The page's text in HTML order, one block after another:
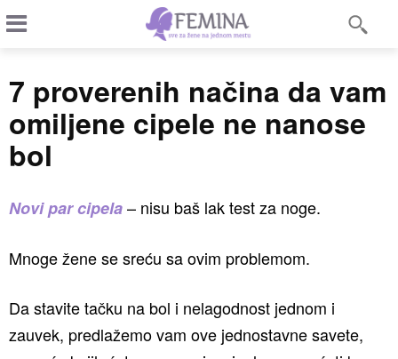
7 proverenih načina da vam
omiljene cipele ne nanose
bol
Novi par cipela– nisu baš lak test za noge.
Mnoge žene se sreću sa ovim problemom.
Da stavite tačku na bol i nelagodnost jednom i
zauvek, predlažemo vam ove jednostavne savete,